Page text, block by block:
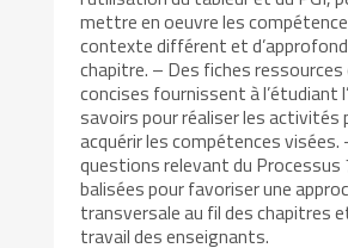
mettre en oeuvre les
contexte différent et
chapitre. – Des fiches
concises fournissent à l’étudiant
savoirs pour réaliser les activités
acquérir les compétences visées.
questions relevant du Processus
balisées pour favoriser une
transversale au fil des chapitres
travail des enseignants.